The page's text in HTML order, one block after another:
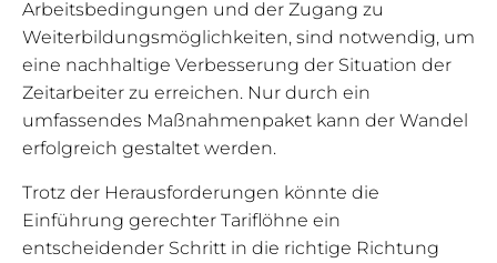
Arbeitsbedingungen und der Zugang zu
Weiterbildungsmöglichkeiten, sind notwendig, um
eine nachhaltige Verbesserung der Situation der
Zeitarbeiter zu erreichen. Nur durch ein
umfassendes Maßnahmenpaket kann der Wandel
erfolgreich gestaltet werden.
Trotz der Herausforderungen könnte die
Einführung gerechter Tariflöhne ein
entscheidender Schritt in die richtige Richtung